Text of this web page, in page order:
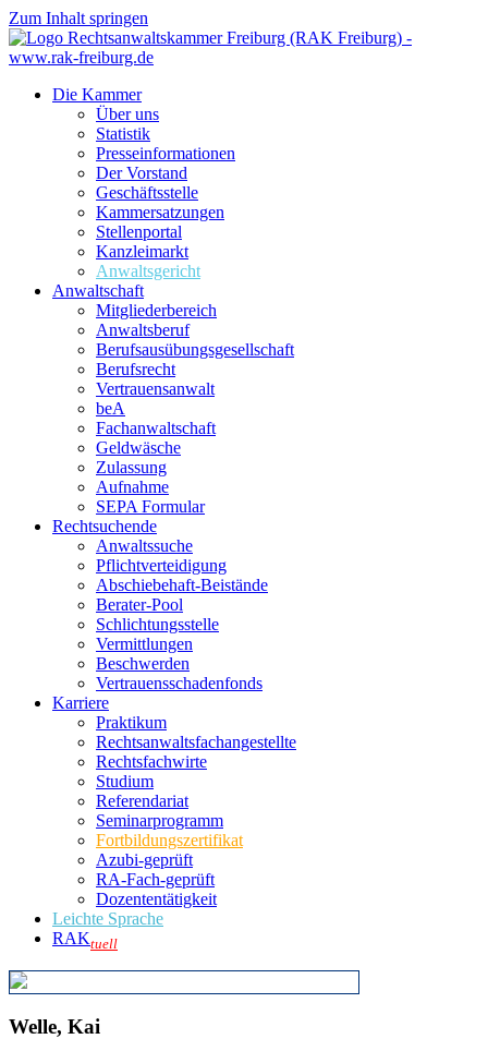
Zum Inhalt springen
Die Kammer
Über uns
Statistik
Presseinformationen
Der Vorstand
Geschäftsstelle
Kammersatzungen
Stellenportal
Kanzleimarkt
Anwaltsgericht
Anwaltschaft
Mitgliederbereich
Anwaltsberuf
Berufsausübungs­gesellschaft
Berufsrecht
Vertrauensanwalt
beA
Fachanwaltschaft
Geldwäsche
Zulassung
Aufnahme
SEPA Formular
Rechtsuchende
Anwaltssuche
Pflichtverteidigung
Abschiebehaft-Beistände
Berater-Pool
Schlichtungsstelle
Vermittlungen
Beschwerden
Vertrauensschadenfonds
Karriere
Praktikum
Rechtsanwalts­fachangestellte
Rechtsfachwirte
Studium
Referendariat
Seminarprogramm
Fortbildungszertifikat
Azubi-geprüft
RA-Fach-geprüft
Dozententätigkeit
Leichte Sprache
RAKtuell
Welle, Kai